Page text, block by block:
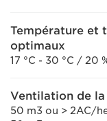
Température et
optimaux
17 °C - 30 °C / 20
Ventilation de
50 m3 ou > 2AC/